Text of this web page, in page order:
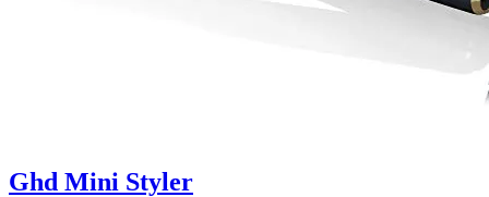
Ghd Mini Styler